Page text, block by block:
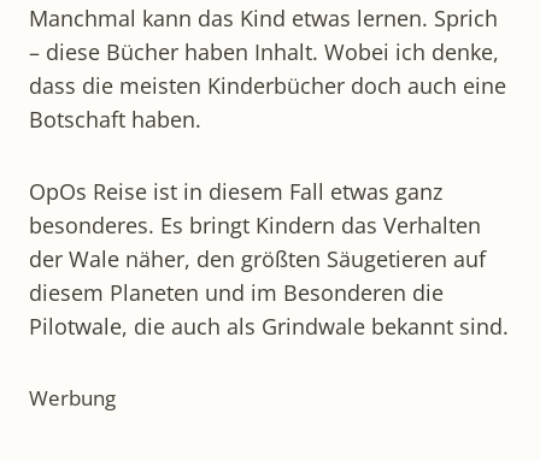
Manchmal kann das Kind etwas lernen. Sprich
– diese Bücher haben Inhalt. Wobei ich denke,
dass die meisten Kinderbücher doch auch eine
Botschaft haben.
OpOs Reise ist in diesem Fall etwas ganz
besonderes. Es bringt Kindern das Verhalten
der Wale näher, den größten Säugetieren auf
diesem Planeten und im Besonderen die
Pilotwale, die auch als Grindwale bekannt sind.
Werbung